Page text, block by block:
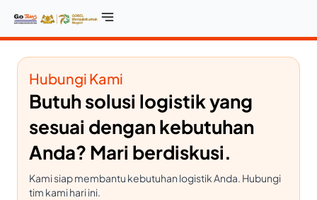
Hubungi Kami
Butuh solusi logistik yang
sesuai dengan kebutuhan
Anda? Mari berdiskusi.
Kami siap membantu kebutuhan logistik Anda. Hubungi
tim kami hari ini.